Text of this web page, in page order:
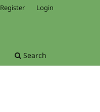
Search
Register Login